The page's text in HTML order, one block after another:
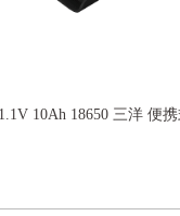
10Ah 18650 三洋 便